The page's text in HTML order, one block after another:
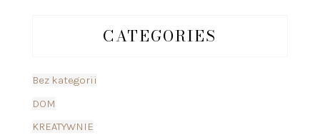
CATEGORIES
Bez kategorii
DOM
KREATYWNIE